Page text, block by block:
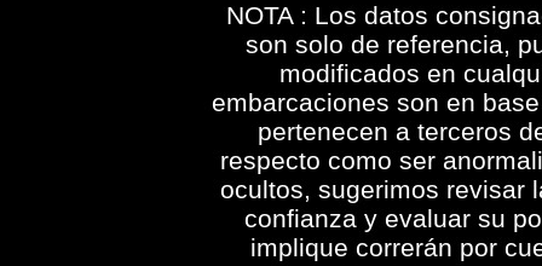
NOTA : Los datos
son solo de referencia,
modificados en
embarcaciones son en
pertenecen a terceros
respecto como ser
ocultos, sugerimos revisar
confianza y evaluar su
implique correrán por